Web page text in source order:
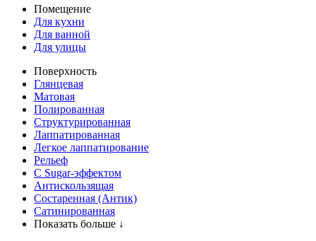
Помещение
Для кухни
Для ванной
Для улицы
Поверхность
Глянцевая
Матовая
Полированная
Структурированная
Лаппатированная
Легкое лаппатирование
Рельеф
С Sugar-эффектом
Антискользящая
Состаренная (Антик)
Сатинированная
Показать больше ↓